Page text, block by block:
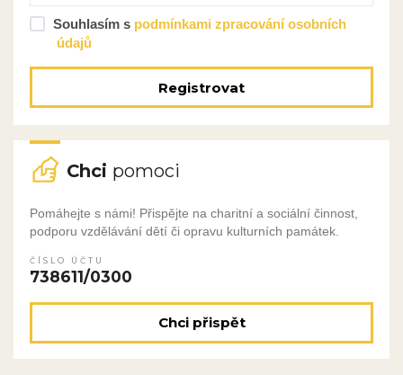
Souhlasím s podmínkami zpracování osobních
údajů
Registrovat
Chci pomoci
Pomáhejte s námi! Přispějte na charitní a sociální činnost,
podporu vzdělávání dětí či opravu kulturních památek.
ČÍSLO ÚČTU
738611/0300
Chci přispět